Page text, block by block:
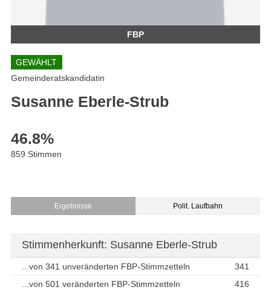
FBP
GEWÄHLT
Gemeinderatskandidatin
Susanne Eberle-Strub
46.8%
859 Stimmen
Ergebnisse Polit. Laufbahn
Stimmenherkunft: Susanne Eberle-Strub
...von 341 unveränderten FBP-Stimmzetteln
341
...von 501 veränderten FBP-Stimmzetteln
416